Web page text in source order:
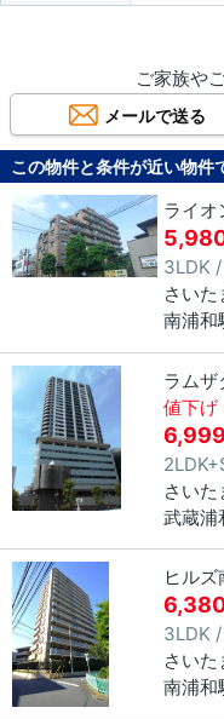
ご家族や
メールで送る
この物件と条件が近い物件
ライオ
3LDK
さいた
南浦和
ラムザ
値下
6,999
さいた
武蔵浦
ヒル
3LDK
さいた
南浦和